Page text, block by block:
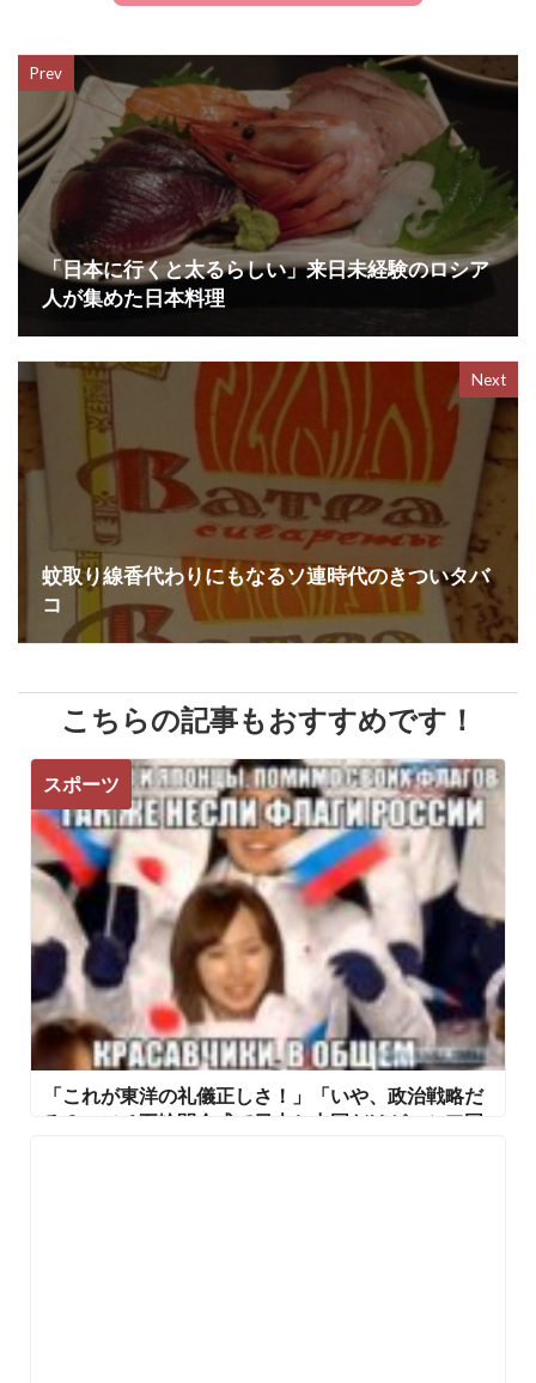
b
k
e
r
n
a
Prev
「日本に行くと太るらしい」来日未経験のロシア
人が集めた日本料理
Next
蚊取り線香代わりにもなるソ連時代のきついタバ
コ
こちらの記事もおすすめです！
スポーツ
「これが東洋の礼儀正しさ！」「いや、政治戦略だ
ろ？」ソチ五輪開会式で日本と中国だけがロシア国